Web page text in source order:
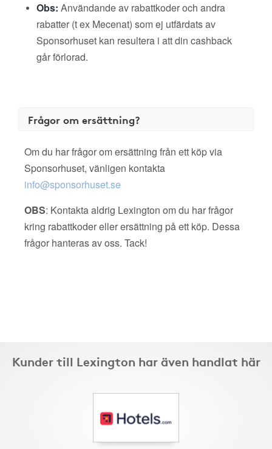
Obs: Användande av rabattkoder och andra
rabatter (t ex Mecenat) som ej utfärdats av
Sponsorhuset kan resultera i att din cashback
går förlorad.
Frågor om ersättning?
Om du har frågor om ersättning från ett köp via
Sponsorhuset, vänligen kontakta
info@sponsorhuset.se
OBS: Kontakta aldrig Lexington om du har frågor
kring rabattkoder eller ersättning på ett köp. Dessa
frågor hanteras av oss. Tack!
Kunder till Lexington har även handlat här